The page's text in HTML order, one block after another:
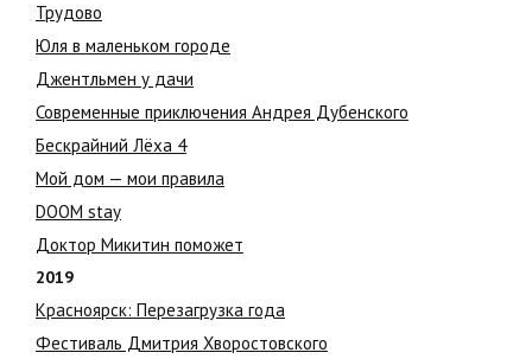
Трудово
Юля в маленьком городе
Джентльмен у дачи
Современные приключения Андрея Дубенского
Бескрайний Лёха 4
Мой дом — мои правила
DOOM stay
Доктор Микитин поможет
2019
Красноярск: Перезагрузка года
Фестиваль Дмитрия Хворостовского